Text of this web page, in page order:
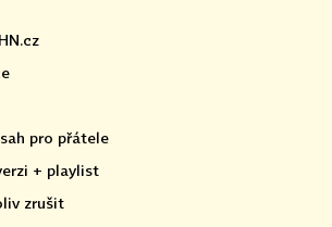
pro přátele
+ playlist
zrušit